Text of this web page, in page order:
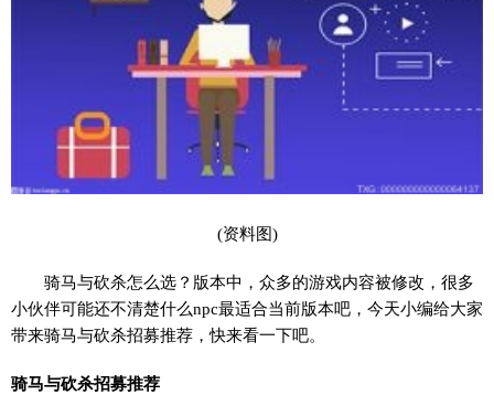
(资料图)
骑马与砍杀怎么选？版本中，众多的游戏内容被修改，很多
小伙伴可能还不清楚什么npc最适合当前版本吧，今天小编给大家
带来骑马与砍杀招募推荐，快来看一下吧。
骑马与砍杀招募推荐